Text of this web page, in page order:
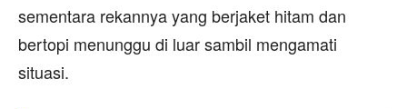
sementara rekannya yang berjaket hitam dan
bertopi menunggu di luar sambil mengamati
situasi.